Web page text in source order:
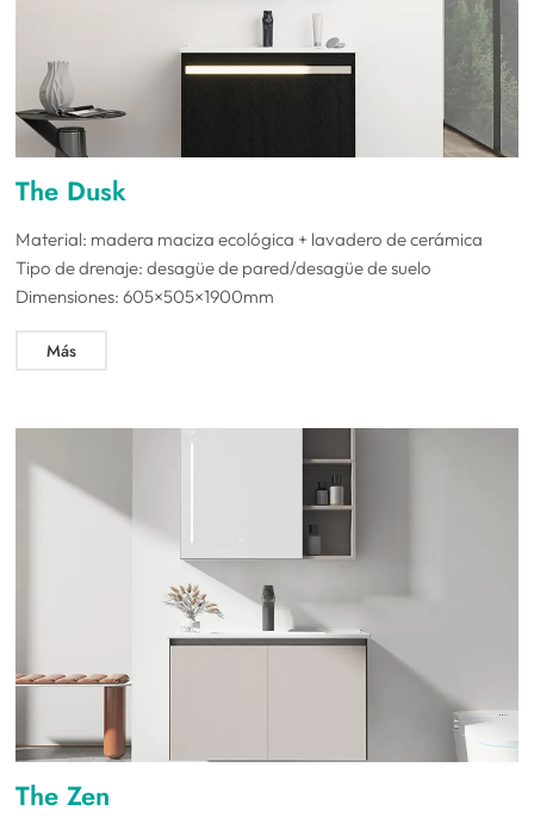
The Dusk
Material: madera maciza ecológica + lavadero de cerámica
Tipo de drenaje: desagüe de pared/desagüe de suelo
Dimensiones: 605×505×1900mm
Más
The Zen